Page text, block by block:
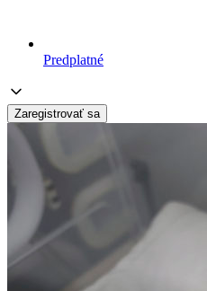
Predplatné
Zaregistrovať sa